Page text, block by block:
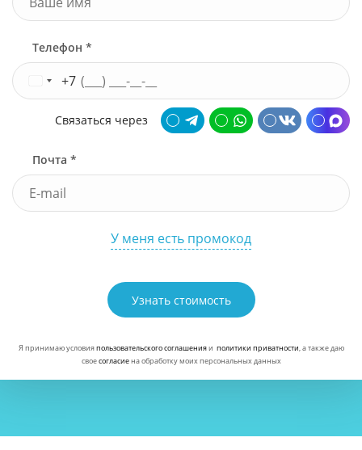
Телефон *
+7
Связаться через
Почта *
У меня есть промокод
Узнать стоимость
Я принимаю условияпользовательского соглашенияи политики приватности, а также даю
своесогласиена обработку моих персональных данных